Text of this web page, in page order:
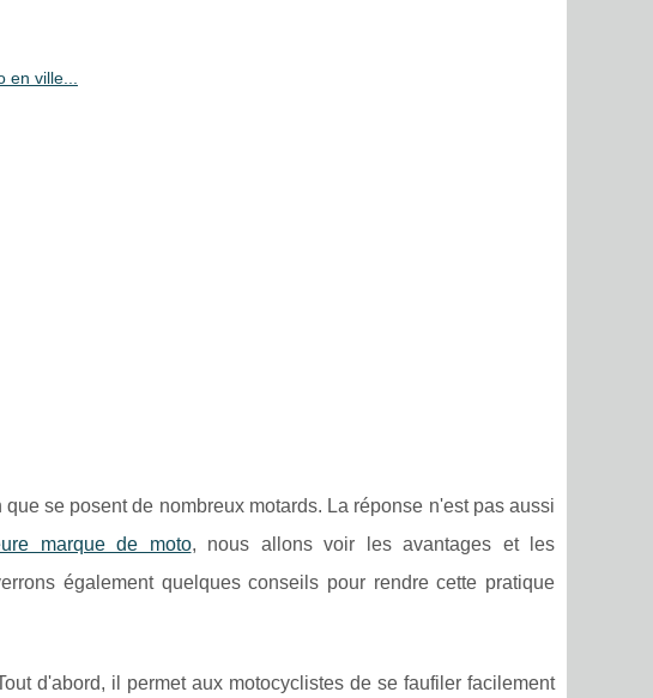
ville...
se posent de nombreux motards. La réponse n'est pas aussi
marque de moto, nous allons voir les avantages et les
également quelques conseils pour rendre cette pratique
d'abord, il permet aux motocyclistes de se faufiler facilement